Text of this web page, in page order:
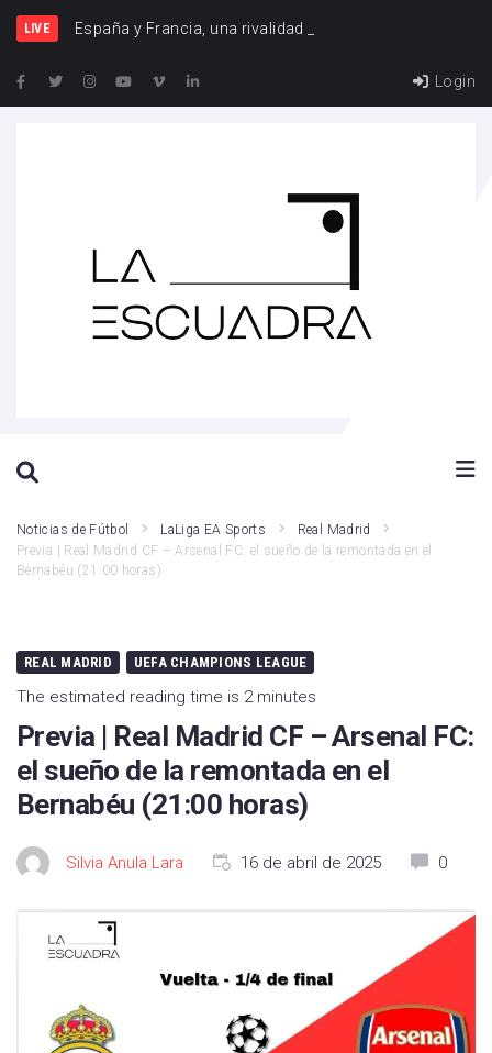
LIVE España y Francia, una rivalidad que vuelve a cr
Login
Noticias de Fútbol LaLiga EA Sports
Real Madrid
Previa | Real Madrid CF – Arsenal FC: el sueño de la remontada en el
Bernabéu (21:00 horas)
REAL MADRID UEFA CHAMPIONS LEAGUE
The estimated reading time is 2 minutes
Previa | Real Madrid CF – Arsenal FC:
el sueño de la remontada en el
Bernabéu (21:00 horas)
Silvia Anula Lara 16 de abril de 2025 0